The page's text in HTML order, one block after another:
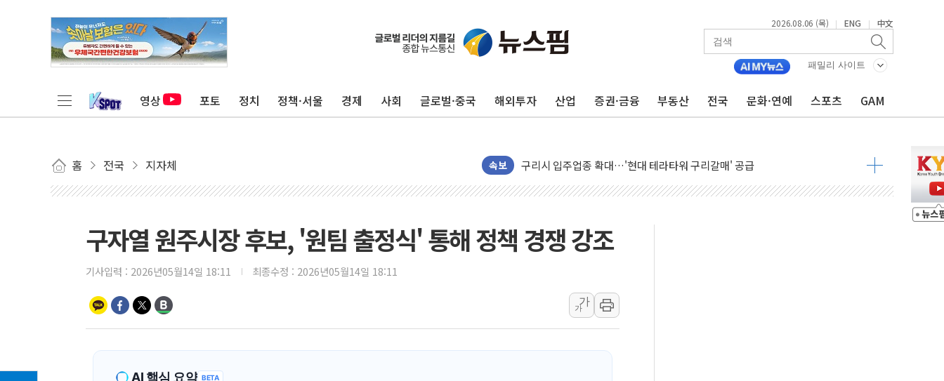
2026.08.06 (목) | ENG | 中文
패밀리 사이트
영상 포토 정치 정책·서울 경제 사회 글로벌·중국 해외투자 산업 증권·금융 부동산 전국 문화·연예 스포츠 GAM
홈 전국 지자체 속보
서울 아파트값 0.26%↑…상승폭 커졌지만 고가주택 밀집된 강남·서초 둔화
효성중공업, 덴마크에 초고압변압기 첫 공급...국가 전력망에 첫 입성
CJ프레시웨이, 2분기 영업익 14.2% 감소…"온라인 사업으로 성장"
초박빙 경선에 친명계 '추가 투표' 요구...친청계 응집력 '희석' 전략 통할까
KCC, 실적은 주춤했지만…'매출 절반' 실리콘 반등에 하반기 기대
정점식 "사관학교 통합 정치 프레임에 졸속 추진…'잼데믹' 안보까지 몰고 와"
日, 아키타에 일본 최대 규모의 AI 데이터센터 건설 추진
[종합] 李대통령 "취약계층 안부에 AI 활용…이주노동자 폭염 방치, 국격 훼손"
'40도 극한 폭염' 내일 절정…주말 주춤 후 다시 불볕더위
[컨콜] LG유플러스, "파주 AIDC 수익성 기대"
李대통령 "국민 체감 못 하는 정책은 무용…성역 없는 국정 개선 집행"
현대백화점그룹, 농식품부와 농촌 창업기업 15곳 키운다
구자열 원주시장 후보, '원팀 출정식' 통해 정책 경쟁 강조
기사입력 : 2026년05월14일 18:11 최종수정 : 2026년05월14일 18:11
가
가
AI 핵심 요약 BETA